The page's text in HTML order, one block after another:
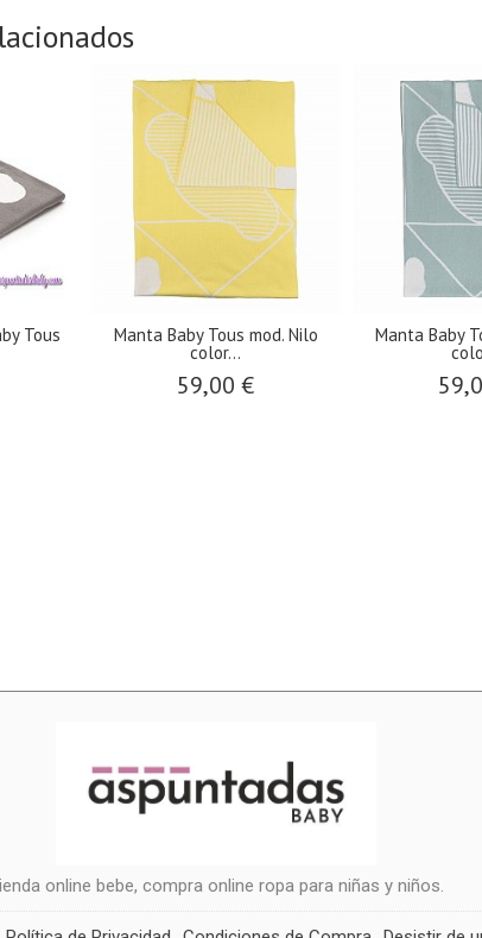
Tous Manta Baby Tous mod. Nilo
color...
59,00 €
Manta Baby
online bebe, compra online ropa para niñas y niños.